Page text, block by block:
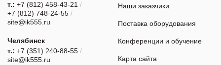
т.: +7 (812) 458-43-21 /
+7 (812) 748-24-55 /
site@ik555.ru
Челябинск
т.: +7 (351) 240-88-55 /
site@ik555.ru
Наши заказчики
Поставка оборудования
Конференции и обучение
Карта сайта